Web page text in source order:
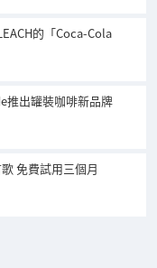
的「Coca-Cola
推出罐裝咖啡新品牌
免費試用三個月